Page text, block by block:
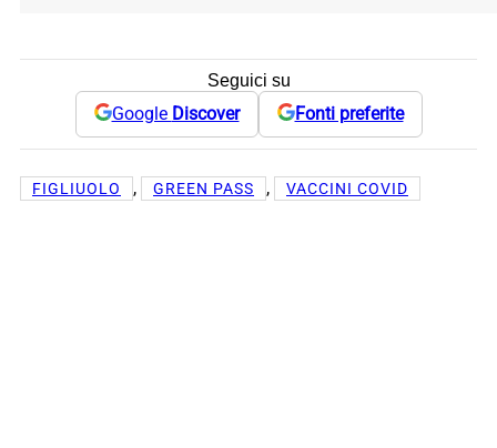
Seguici su
Google Discover Fonti preferite
FIGLIUOLO , GREEN PASS , VACCINI COVID